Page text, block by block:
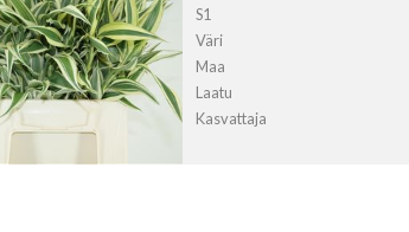
S1
Väri
Maa
Laatu
Kasvattaja